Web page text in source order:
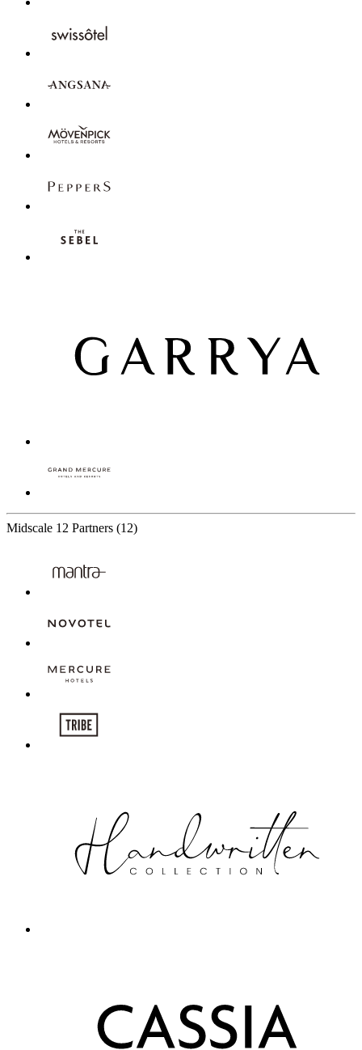
Midscale 12 Partners (12)